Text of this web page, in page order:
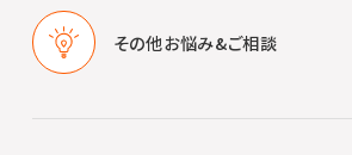
その他お悩み&ご相談